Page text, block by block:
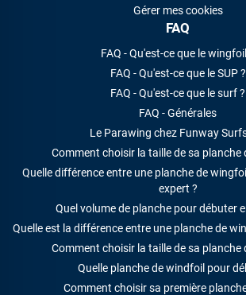
Gérer mes cookies
FAQ
FAQ - Qu'est-ce que le
FAQ - Qu'est-ce que le SUP ?
FAQ - Qu'est-ce que le surf ?
FAQ - Générales
Le Parawing chez Funway
Comment choisir la taille de sa planche
Quelle différence entre une planche de
expert ?
Quel volume de planche pour débuter
Quelle est la différence entre une planche de
Comment choisir la taille de sa planche
Quelle planche de windfoil pour
Comment choisir sa première